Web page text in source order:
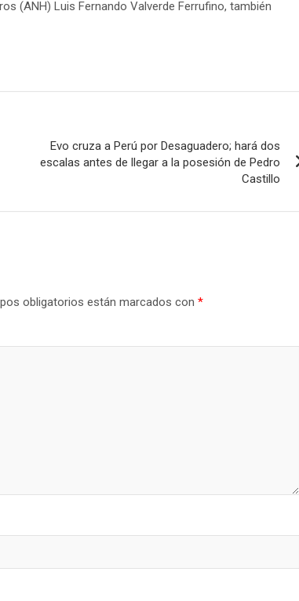
(ANH) Luis Fernando Valverde Ferrufino, también
Evo cruza a Perú por Desaguadero; hará dos
escalas antes de llegar a la posesión de Pedro
Castillo
obligatorios están marcados con *